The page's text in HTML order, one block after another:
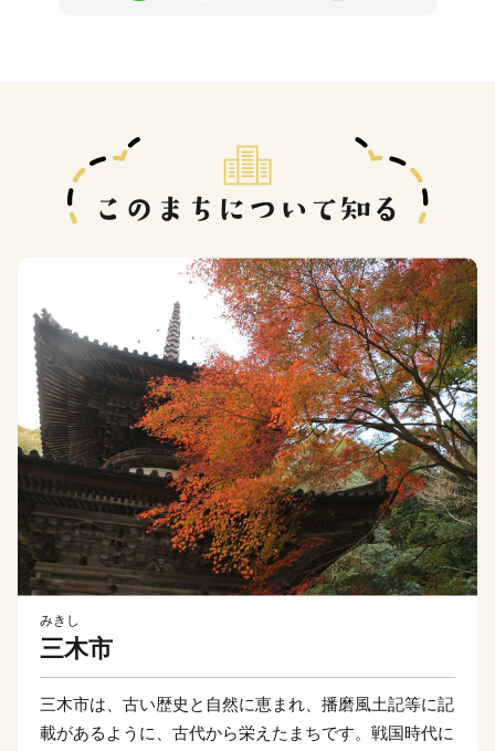
みきし
三木市
三木市は、古い歴史と自然に恵まれ、播磨風土記等に記
載があるように、古代から栄えたまちです。戦国時代に